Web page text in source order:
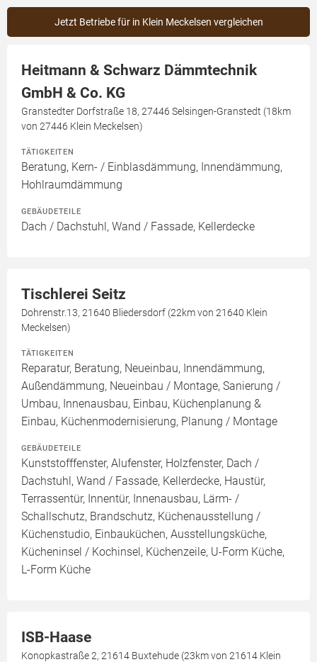
Jetzt Betriebe für in Klein Meckelsen vergleichen
Heitmann & Schwarz Dämmtechnik
GmbH & Co. KG
Granstedter Dorfstraße 18, 27446 Selsingen-Granstedt (18km
von 27446 Klein Meckelsen)
TÄTIGKEITEN
Beratung, Kern- / Einblasdämmung, Innendämmung,
Hohlraumdämmung
GEBÄUDETEILE
Dach / Dachstuhl, Wand / Fassade, Kellerdecke
Tischlerei Seitz
Dohrenstr.13, 21640 Bliedersdorf (22km von 21640 Klein
Meckelsen)
TÄTIGKEITEN
Reparatur, Beratung, Neueinbau, Innendämmung,
Außendämmung, Neueinbau / Montage, Sanierung /
Umbau, Innenausbau, Einbau, Küchenplanung &
Einbau, Küchenmodernisierung, Planung / Montage
GEBÄUDETEILE
Kunststofffenster, Alufenster, Holzfenster, Dach /
Dachstuhl, Wand / Fassade, Kellerdecke, Haustür,
Terrassentür, Innentür, Innenausbau, Lärm- /
Schallschutz, Brandschutz, Küchenausstellung /
Küchenstudio, Einbauküchen, Ausstellungsküche,
Kücheninsel / Kochinsel, Küchenzeile, U-Form Küche,
L-Form Küche
ISB-Haase
Konopkastraße 2, 21614 Buxtehude (23km von 21614 Klein